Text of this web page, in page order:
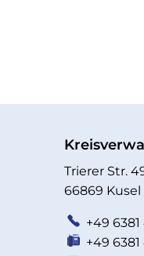
Trierer Str.
66869 Kusel
+49
+49